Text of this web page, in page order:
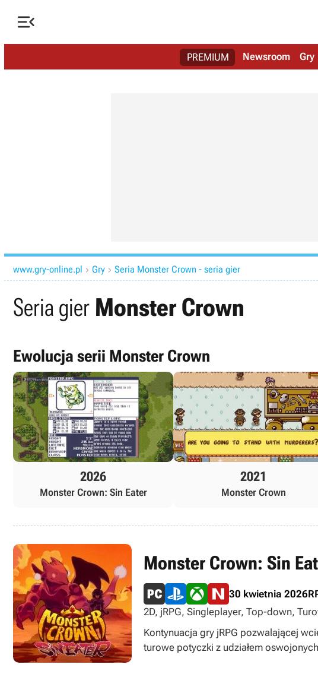

PREMIUM Newsroom Gry
www.gry-online.pl  Gry  Seria Monster Crown - seria gier
Seria gier Monster Crown
Ewolucja serii Monster Crown
2026
Monster Crown: Sin Eater
2021
Monster Crown
Monster Crown: Sin
30 kwietnia 2026
2D, jRPG, Singleplayer, Top-down,
Kontynuacja gry jRPG pozwalającej
turowe potyczki z udziałem